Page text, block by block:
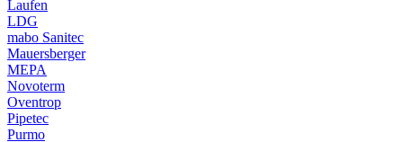
Laufen
LDG
mabo Sanitec
Mauersberger
MEPA
Novoterm
Oventrop
Pipetec
Purmo